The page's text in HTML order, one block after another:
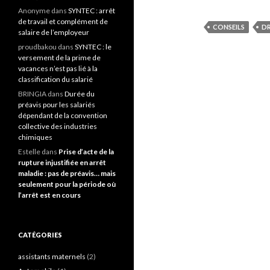
CONSEILS
Anonyme dans SYNTEC : arrêt
de travail et complément de
salaire de l’employeur
proudbakou dans SYNTEC : le
versement de la prime de
vacances n’est pas lié à la
classification du salarié
BRINGIA dans Durée du
préavis pour les salariés
dépendant de la convention
collective des industries
chimiques
Estelle dans Prise d’acte de la
rupture injustifiée en arrêt
maladie : pas de préavis… mais
seulement pour la période où
l’arrêt est en cours
CATÉGORIES
assistants maternels (2)